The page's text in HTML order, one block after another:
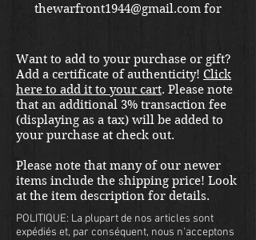
thewarfront1944@gmail.com for
Want to add to your purchase or gift?
Add a certificate of authenticity! Click
here to add it to your cart. Please note
that an additional 3% transaction fee
(displaying as a tax) will be added to
your purchase at check out.
Please note that many of our newer
items include the shipping price! Look
at the item description for details.
POLITIQUE: La plupart de nos articles sont
expédiés et, par conséquent, nous n'acceptons